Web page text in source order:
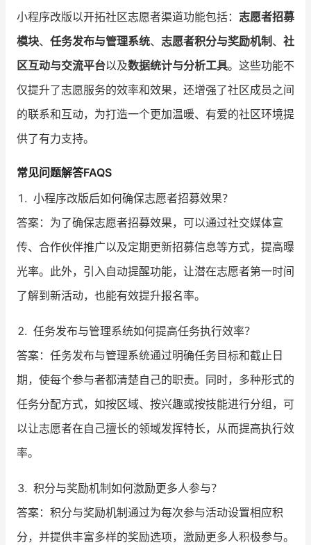
小程序改版以开拓社区志愿者渠道功能包括： 志愿者招募
模块、 任务发布与管理系统、 志愿者积分与奖励机制 、 社
区互动与交流平台以及数据统计与分析工具。这些功能不
仅提升了志愿服务的效率和效果，还增强了社区成员之间
的联系和互动，为打造一个更加温暖、有爱的社区环境提
供了有力支持。
常见问题解答FAQS
小程序改版后如何确保志愿者招募效果？
答案：为了确保志愿者招募效果，可以通过社交媒体宣
传、合作伙伴推广以及定期更新招募信息等方式，提高曝
光率。此外，引入自动提醒功能，让潜在志愿者第一时间
了解到新活动，也能有效提升报名率。
任务发布与管理系统如何提高任务执行效率？
答案：任务发布与管理系统通过明确任务目标和截止日
期，使每个参与者都清楚自己的职责。同时，多种形式的
任务分配方式，如按区域、按兴趣或按技能进行分组，可
以让志愿者在自己擅长的领域发挥特长，从而提高执行效
率。
积分与奖励机制如何激励更多人参与？
答案：积分与奖励机制通过为每次参与活动设置相应积
分，并提供丰富多样的奖励选项，激励更多人积极参与。